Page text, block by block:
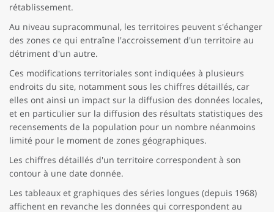
rétablissement.
Au niveau supracommunal, les territoires peuvent s'échanger
des zones ce qui entraîne l'accroissement d'un territoire au
détriment d'un autre.
Ces modifications territoriales sont indiquées à plusieurs
endroits du site, notamment sous les chiffres détaillés, car
elles ont ainsi un impact sur la diffusion des données locales,
et en particulier sur la diffusion des résultats statistiques des
recensements de la population pour un nombre néanmoins
limité pour le moment de zones géographiques.
Les chiffres détaillés d'un territoire correspondent à son
contour à une date donnée.
Les tableaux et graphiques des séries longues (depuis 1968)
affichent en revanche les données qui correspondent au